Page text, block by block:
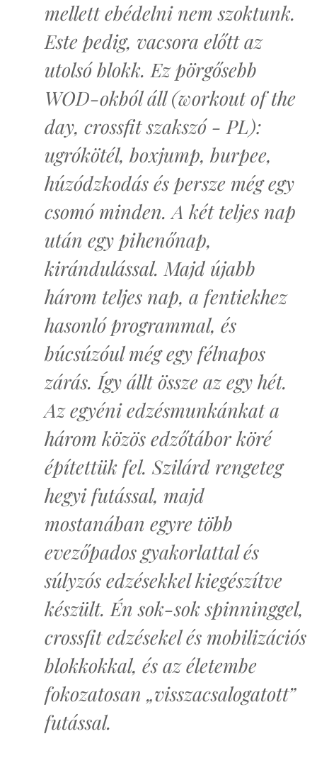
mellett ebédelni nem szoktunk.
Este pedig, vacsora előtt az
utolsó blokk. Ez pörgősebb
WOD-okból áll (workout of the
day, crossfit szakszó - PL):
ugrókötél, boxjump, burpee,
húzódzkodás és persze még egy
csomó minden. A két teljes nap
után egy pihenőnap,
kirándulással. Majd újabb
három teljes nap, a fentiekhez
hasonló programmal, és
búcsúzóul még egy félnapos
zárás. Így állt össze az egy hét.
Az egyéni edzésmunkánkat a
három közös edzőtábor köré
építettük fel. Szilárd rengeteg
hegyi futással, majd
mostanában egyre több
evezőpados gyakorlattal és
súlyzós edzésekkel kiegészítve
készült. Én sok-sok spinninggel,
crossfit edzésekel és mobilizációs
blokkokkal, és az életembe
fokozatosan „visszacsalogatott”
futással.